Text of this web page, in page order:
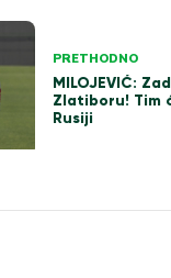
PRETHODNO
MILOJEVIĆ:
Zlatiboru! Tim
Rusiji